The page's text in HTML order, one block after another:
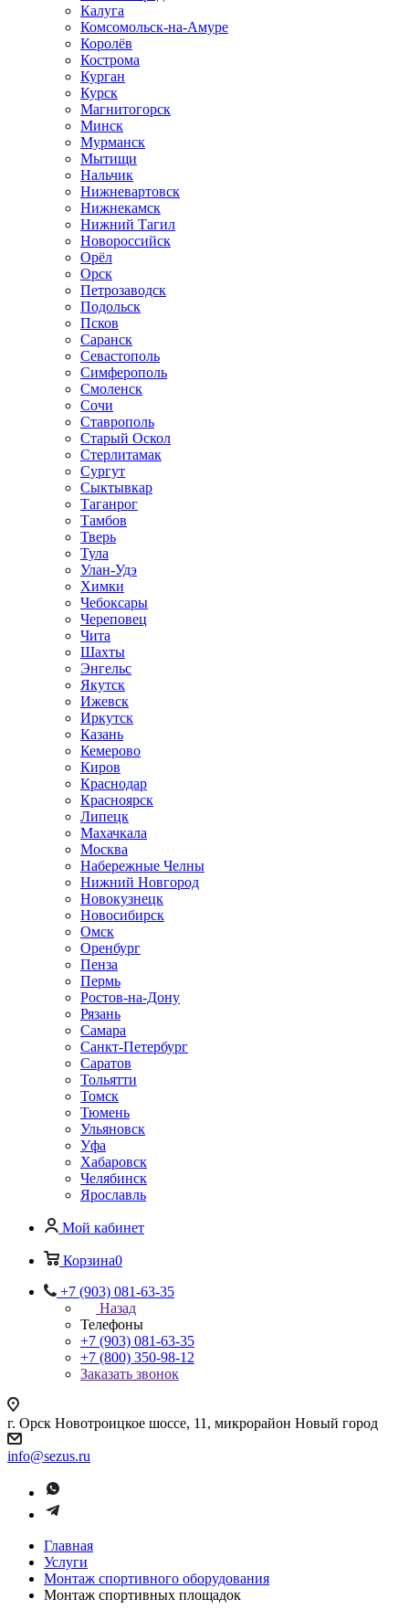
Калуга
Комсомольск-на-Амуре
Королёв
Кострома
Курган
Курск
Магнитогорск
Минск
Мурманск
Мытищи
Нальчик
Нижневартовск
Нижнекамск
Нижний Тагил
Новороссийск
Орёл
Орск
Петрозаводск
Подольск
Псков
Саранск
Севастополь
Симферополь
Смоленск
Сочи
Ставрополь
Старый Оскол
Стерлитамак
Сургут
Сыктывкар
Таганрог
Тамбов
Тверь
Тула
Улан-Удэ
Химки
Чебоксары
Череповец
Чита
Шахты
Энгельс
Якутск
Ижевск
Иркутск
Казань
Кемерово
Киров
Краснодар
Красноярск
Липецк
Махачкала
Москва
Набережные Челны
Нижний Новгород
Новокузнецк
Новосибирск
Омск
Оренбург
Пенза
Пермь
Ростов-на-Дону
Рязань
Самара
Санкт-Петербург
Саратов
Тольятти
Томск
Тюмень
Ульяновск
Уфа
Хабаровск
Челябинск
Ярославль
Мой кабинет
Корзина0
+7 (903) 081-63-35
Назад
Телефоны
+7 (903) 081-63-35
+7 (800) 350-98-12
Заказать звонок
г. Орск Новотроицкое шоссе, 11, микрорайон Новый город
info@sezus.ru
Главная
Услуги
Монтаж спортивного оборудования
Монтаж спортивных площадок